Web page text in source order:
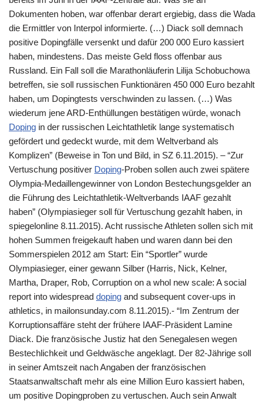
Dokumenten hoben, war offenbar derart ergiebig, dass die Wada
die Ermittler von Interpol informierte. (…) Diack soll demnach
positive Dopingfälle versenkt und dafür 200 000 Euro kassiert
haben, mindestens. Das meiste Geld floss offenbar aus
Russland. Ein Fall soll die Marathonläuferin Lilija Schobuchowa
betreffen, sie soll russischen Funktionären 450 000 Euro bezahlt
haben, um Dopingtests verschwinden zu lassen. (…) Was
wiederum jene ARD-Enthüllungen bestätigen würde, wonach
Doping in der russischen Leichtathletik lange systematisch
gefördert und gedeckt wurde, mit dem Weltverband als
Komplizen” (Beweise in Ton und Bild, in SZ 6.11.2015). – “Zur
Vertuschung positiver Doping-Proben sollen auch zwei spätere
Olympia-Medaillengewinner von London Bestechungsgelder an
die Führung des Leichtathletik-Weltverbands IAAF gezahlt
haben” (Olympiasieger soll für Vertuschung gezahlt haben, in
spiegelonline 8.11.2015). Acht russische Athleten sollen sich mit
hohen Summen freigekauft haben und waren dann bei den
Sommerspielen 2012 am Start: Ein “Sportler” wurde
Olympiasieger, einer gewann Silber (Harris, Nick, Kelner,
Martha, Draper, Rob, Corruption on a whol new scale: A social
report into widespread doping and subsequent cover-ups in
athletics, in mailonsunday.com 8.11.2015).- “Im Zentrum der
Korruptionsaffäre steht der frühere IAAF-Präsident Lamine
Diack. Die französische Justiz hat den Senegalesen wegen
Bestechlichkeit und Geldwäsche angeklagt. Der 82-Jährige soll
in seiner Amtszeit nach Angaben der französischen
Staatsanwaltschaft mehr als eine Million Euro kassiert haben,
um positive Dopingproben zu vertuschen. Auch sein Anwalt